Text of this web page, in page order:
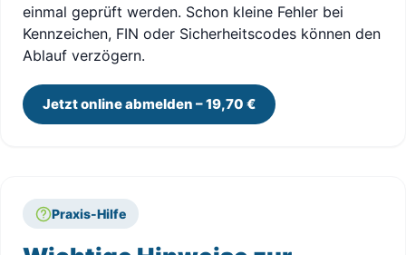
einmal geprüft werden. Schon kleine Fehler bei
Kennzeichen, FIN oder Sicherheitscodes können den
Ablauf verzögern.
Jetzt online abmelden – 19,70 €
Praxis-Hilfe